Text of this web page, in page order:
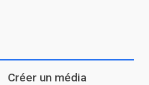
Créer un média